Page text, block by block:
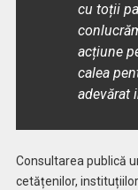
cu toții
acțiune
calea
adevărat
Consultarea publică
cetățenilor,